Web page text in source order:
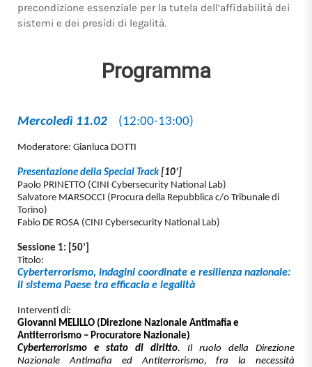
precondizione essenziale per la tutela dell’affidabilità dei
sistemi e dei presìdi di legalità.
Programma
Mercoledì 11.02 (12:00-13:00)
Moderatore: Gianluca DOTTI
Presentazione della Special Track[10’]
Paolo PRINETTO (CINI Cybersecurity National Lab)
Salvatore MARSOCCI (Procura della Repubblica c/o Tribunale di
Torino)
Fabio DE ROSA (CINI Cybersecurity National Lab)
Sessione 1: [50’]
Titolo:
Cyberterrorismo, indagini coordinate e resilienza nazionale:
il sistema Paese tra efficacia e legalità
Interventi di:
Giovanni MELILLO (Direzione Nazionale Antimafia e
Antiterrorismo – Procuratore Nazionale)
Cyberterrorismo e stato di diritto. Il ruolo della Direzione
Nazionale Antimafia ed Antiterrorismo, fra la necessità